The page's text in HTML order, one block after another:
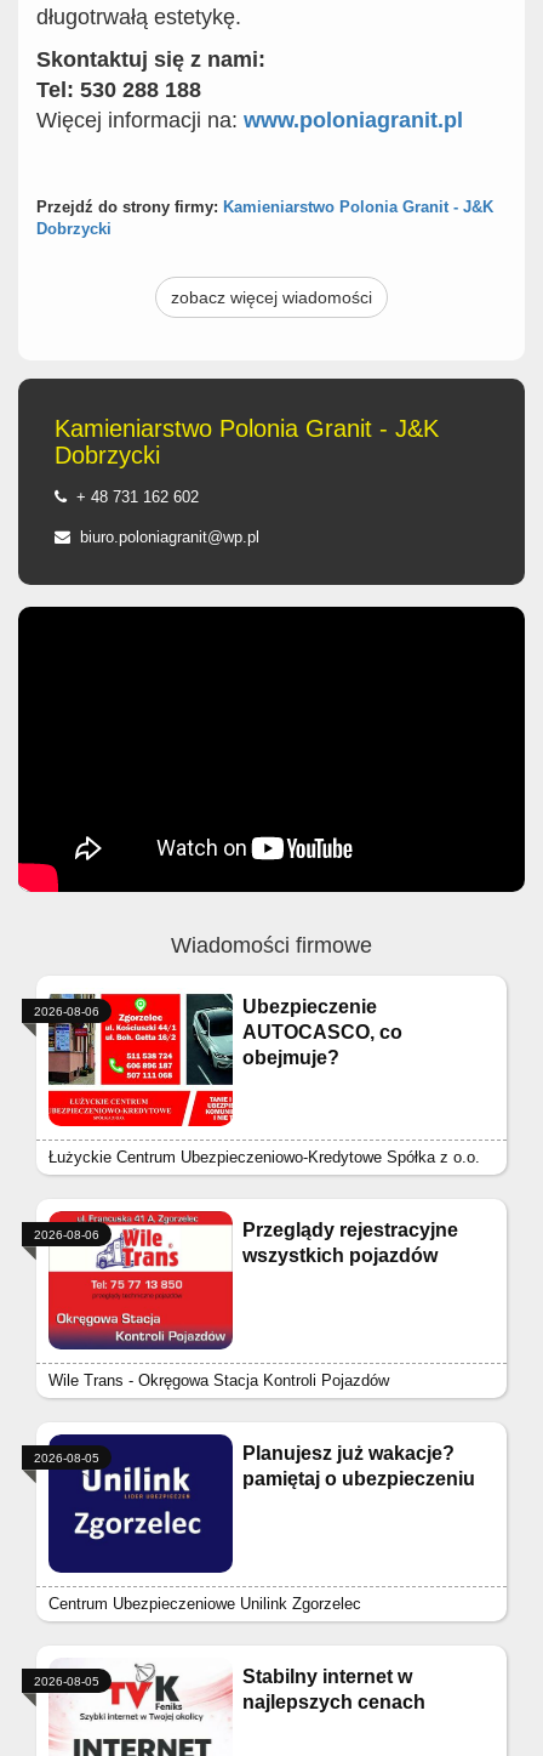
długotrwałą estetykę.
Skontaktuj się z nami:
Tel: 530 288 188
Więcej informacji na: www.poloniagranit.pl
Przejdź do strony firmy: Kamieniarstwo Polonia Granit - J&K
Dobrzycki
zobacz więcej wiadomości
Kamieniarstwo Polonia Granit - J&K
Dobrzycki
+ 48 731 162 602
biuro.poloniagranit@wp.pl
Wiadomości firmowe
Ubezpieczenie
AUTOCASCO, co
obejmuje?
Łużyckie Centrum Ubezpieczeniowo-Kredytowe Spółka z o.o.
2026-08-06
Przeglądy rejestracyjne
wszystkich pojazdów
Wile Trans - Okręgowa Stacja Kontroli Pojazdów
2026-08-06
Planujesz już wakacje?
pamiętaj o ubezpieczeniu
Centrum Ubezpieczeniowe Unilink Zgorzelec
2026-08-05
Stabilny internet w
najlepszych cenach
2026-08-05